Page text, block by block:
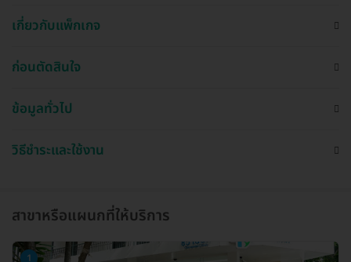
เกี่ยวกับแพ็กเกจ
ก่อนตัดสินใจ
ข้อมูลทั่วไป
วิธีชำระและใช้งาน
สาขาหรือแผนกที่ให้บริการ
1